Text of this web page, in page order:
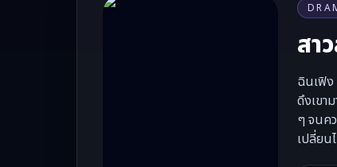
สา
ฉินเฟิง
ดึงเขา
ๆ จนค
เปลี่ยน